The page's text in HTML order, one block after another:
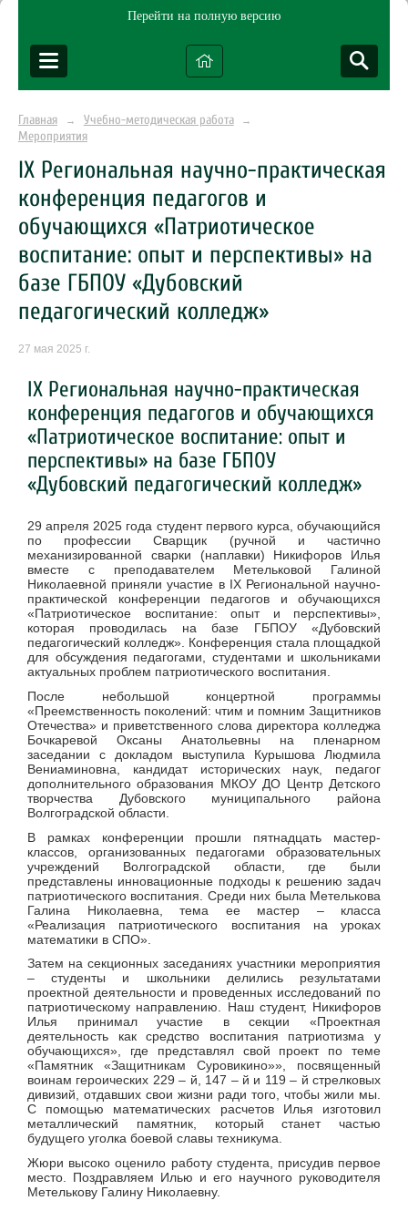
Перейти на полную версию
Главная → Учебно-методическая работа →
Мероприятия
IX Региональная научно-практическая
конференция педагогов и
обучающихся «Патриотическое
воспитание: опыт и перспективы» на
базе ГБПОУ «Дубовский
педагогический колледж»
27 мая 2025 г.
IX Региональная научно-практическая
конференция педагогов и обучающихся
«Патриотическое воспитание: опыт и
перспективы» на базе ГБПОУ
«Дубовский педагогический колледж»
29 апреля 2025 года студент первого курса, обучающийся
по профессии Сварщик (ручной и частично
механизированной сварки (наплавки) Никифоров Илья
вместе с преподавателем Метельковой Галиной
Николаевной приняли участие в IX Региональной научно-
практической конференции педагогов и обучающихся
«Патриотическое воспитание: опыт и перспективы»,
которая проводилась на базе ГБПОУ «Дубовский
педагогический колледж». Конференция стала площадкой
для обсуждения педагогами, студентами и школьниками
актуальных проблем патриотического воспитания.
После небольшой концертной программы
«Преемственность поколений: чтим и помним Защитников
Отечества» и приветственного слова директора колледжа
Бочкаревой Оксаны Анатольевны на пленарном
заседании с докладом выступила Курышова Людмила
Вениаминовна, кандидат исторических наук, педагог
дополнительного образования МКОУ ДО Центр Детского
творчества Дубовского муниципального района
Волгоградской области.
В рамках конференции прошли пятнадцать мастер-
классов, организованных педагогами образовательных
учреждений Волгоградской области, где были
представлены инновационные подходы к решению задач
патриотического воспитания. Среди них была Метелькова
Галина Николаевна, тема ее мастер – класса
«Реализация патриотического воспитания на уроках
математики в СПО».
Затем на секционных заседаниях участники мероприятия
– студенты и школьники делились результатами
проектной деятельности и проведенных исследований по
патриотическому направлению. Наш студент, Никифоров
Илья принимал участие в секции «Проектная
деятельность как средство воспитания патриотизма у
обучающихся», где представлял свой проект по теме
«Памятник «Защитникам Суровикино»», посвященный
воинам героических 229 – й, 147 – й и 119 – й стрелковых
дивизий, отдавших свои жизни ради того, чтобы жили мы.
С помощью математических расчетов Илья изготовил
металлический памятник, который станет частью
будущего уголка боевой славы техникума.
Жюри высоко оценило работу студента, присудив первое
место. Поздравляем Илью и его научного руководителя
Метелькову Галину Николаевну.